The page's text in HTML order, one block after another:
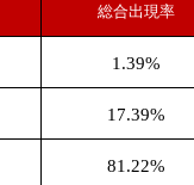
総合出現率
1.39%
17.39%
81.22%